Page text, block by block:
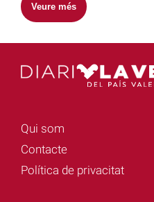
Veure més
Qui som
Contacte
Política de privacitat